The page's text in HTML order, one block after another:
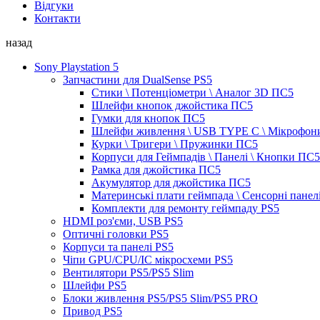
Відгуки
Контакти
назад
Sony Playstation 5
Запчастини для DualSense PS5
Стики \ Потенціометри \ Аналог 3D ПС5
Шлейфи кнопок джойстика ПС5
Гумки для кнопок ПС5
Шлейфи живлення \ USB TYPE C \
Курки \ Тригери \ Пружинки ПС5
Корпуси для Геймпадів \ Панелі \ Кнопки ПС5
Рамка для джойстика ПС5
Акумулятор для джойстика ПС5
Материнські плати геймпада \ Сенсорні
Комплекти для ремонту геймпаду PS5
HDMI роз'єми, USB PS5
Оптичні головки PS5
Корпуси та панелі PS5
Чіпи GPU/CPU/IC мікросхеми PS5
Вентилятори PS5/PS5 Slim
Шлейфи PS5
Блоки живлення PS5/PS5 Slim/PS5 PRO
Привод PS5